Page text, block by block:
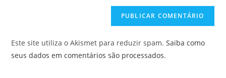
Este site utiliza o Akismet para reduzir spam.Saiba como
seus dados em comentários são processados.